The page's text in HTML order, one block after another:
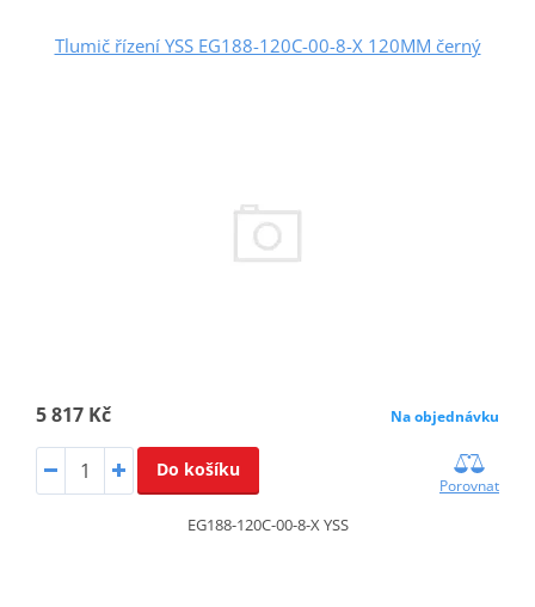
Tlumič řízení YSS EG188-120C-00-8-X 120MM černý
5 817 Kč Na objednávku
Do košíku
Porovnat
EG188-120C-00-8-X YSS